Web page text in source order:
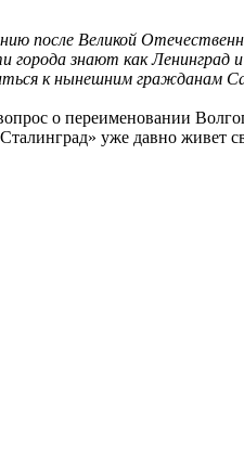
после Великой
города знают как
к нынешним гражданам
о переименовании
уже давно